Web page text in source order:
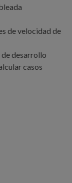
de velocidad de
desarrollo
casos